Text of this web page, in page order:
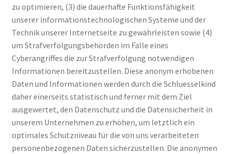
zu optimieren, (3) die dauerhafte Funktionsfähigkeit
unserer informationstechnologischen Systeme und der
Technik unserer Internetseite zu gewährleisten sowie (4)
um Strafverfolgungsbehörden im Falle eines
Cyberangriffes die zur Strafverfolgung notwendigen
Informationen bereitzustellen. Diese anonym erhobenen
Daten und Informationen werden durch die Schluesselkind
daher einerseits statistisch und ferner mit dem Ziel
ausgewertet, den Datenschutz und die Datensicherheit in
unserem Unternehmen zu erhöhen, um letztlich ein
optimales Schutzniveau für die von uns verarbeiteten
personenbezogenen Daten sicherzustellen. Die anonymen